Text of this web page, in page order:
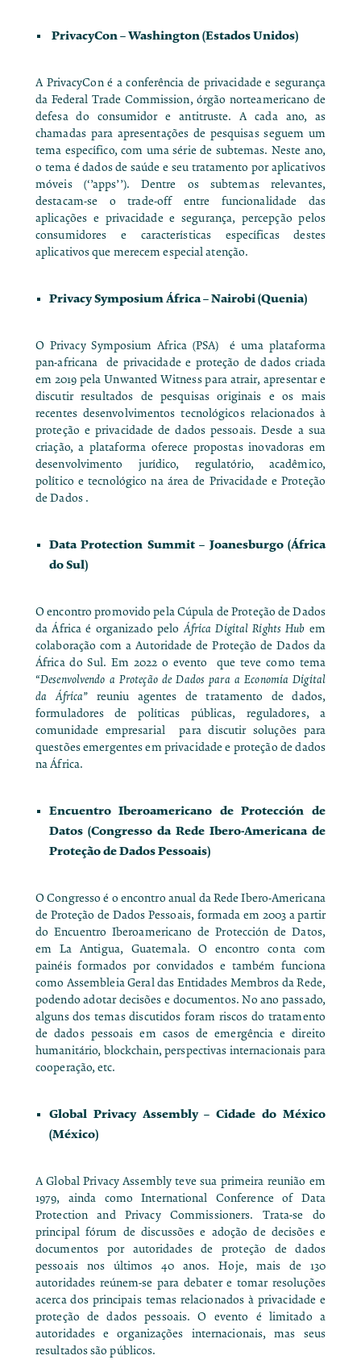
PrivacyCon – Washington (Estados Unidos)
A PrivacyCon é a conferência de privacidade e segurança
da Federal Trade Commission, órgão norteamericano de
defesa do consumidor e antitruste. A cada ano, as
chamadas para apresentações de pesquisas seguem um
tema específico, com uma série de subtemas. Neste ano,
o tema é dados de saúde e seu tratamento por aplicativos
móveis (‘’apps’’). Dentre os subtemas relevantes,
destacam-se o trade-off entre funcionalidade das
aplicações e privacidade e segurança, percepção pelos
consumidores e características específicas destes
aplicativos que merecem especial atenção.
Privacy Symposium África– Nairobi (Quenia)
O Privacy Symposium Africa (PSA) é uma plataforma
pan-africana de privacidade e proteção de dados criada
em 2019 pelaUnwanted Witnesspara atrair, apresentar e
discutir resultados de pesquisas originais e os mais
recentes desenvolvimentos tecnológicos relacionados à
proteção e privacidade de dados pessoais. Desde a sua
criação, a plataforma oferece propostas inovadoras em
desenvolvimento jurídico, regulatório, acadêmico,
político e tecnológico na área de Privacidade e Proteção
de Dados .
Data Protection Summit– Joanesburgo (África
do Sul)
O encontro promovido pela Cúpula de Proteção de Dados
da África é organizado peloÁfrica Digital Rights Hub em
colaboração com a Autoridade de Proteção de Dados da
África do Sul. Em 2022 o evento que teve como tema
“Desenvolvendo a Proteção de Dados para a Economia Digital
da África” reuniu agentes de tratamento de dados,
formuladores de políticas públicas, reguladores, a
comunidade empresarial para discutir soluções para
questões emergentes em privacidade e proteção de dados
na África.
Encuentro Iberoamericano de Protección de
Datos(Congresso da Rede Ibero-Americana de
Proteção de Dados Pessoais)
O Congresso é o encontro anual da Rede Ibero-Americana
de Proteção de Dados Pessoais, formada em 2003 a partir
do Encuentro Iberoamericano de Protección de Datos,
em La Antigua, Guatemala. O encontro conta com
painéis formados por convidados e também funciona
como Assembleia Geral das Entidades Membros da Rede,
podendo adotar decisões e documentos. No ano passado,
alguns dos temas discutidos foram riscos do tratamento
de dados pessoais em casos de emergência e direito
humanitário, blockchain, perspectivas internacionais para
cooperação, etc.
Global Privacy Assembly– Cidade do México
(México)
A Global Privacy Assembly teve sua primeira reunião em
1979, ainda como International Conference of Data
Protection and Privacy Commissioners. Trata-se do
principal fórum de discussões e adoção de decisões e
documentos por autoridades de proteção de dados
pessoais nos últimos 40 anos. Hoje, mais de 130
autoridades reúnem-se para debater e tomar resoluções
acerca dos principais temas relacionados à privacidade e
proteção de dados pessoais. O evento é limitado a
autoridades e organizações internacionais, mas seus
resultados são públicos.